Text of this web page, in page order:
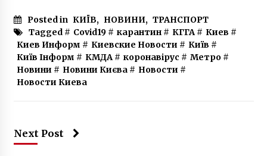
Posted in КИЇВ, НОВИНИ, ТРАНСПОРТ
Tagged # Covid19# карантин# КГГА# Киев #
Киев Информ # Киевские Новости # Київ #
Київ Інформ # КМДА# коронавірус # Метро#
Новини # Новини Києва# Новости #
Новости Киева
Next Post